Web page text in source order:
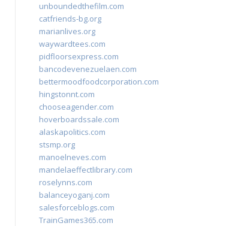
unboundedthefilm.com
catfriends-bg.org
marianlives.org
waywardtees.com
pidfloorsexpress.com
bancodevenezuelaen.com
bettermoodfoodcorporation.com
hingstonnt.com
chooseagender.com
hoverboardssale.com
alaskapolitics.com
stsmp.org
manoelneves.com
mandelaeffectlibrary.com
roselynns.com
balanceyoganj.com
salesforceblogs.com
TrainGames365.com